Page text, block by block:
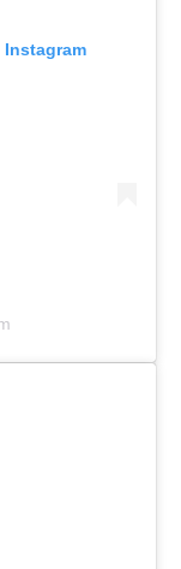
Instagram